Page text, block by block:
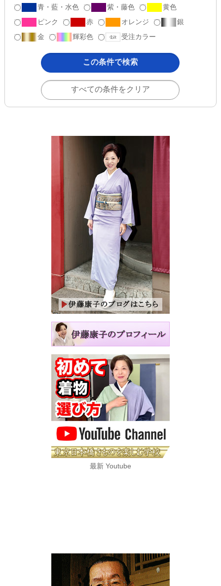
青・藍・水色 紫・藤色
黄色
ピンク
赤 オレンジ
銀
金
輝彩色 受注カラー
最新 Youtube